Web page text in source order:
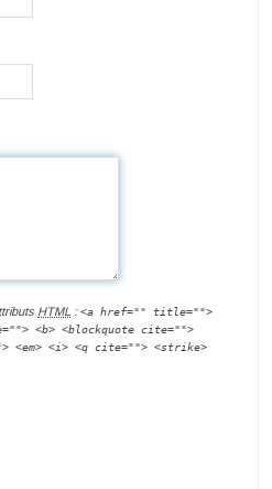
HTML :<a href="" title="">
<b> <blockquote cite="">
<em> <i> <q cite=""> <strike>